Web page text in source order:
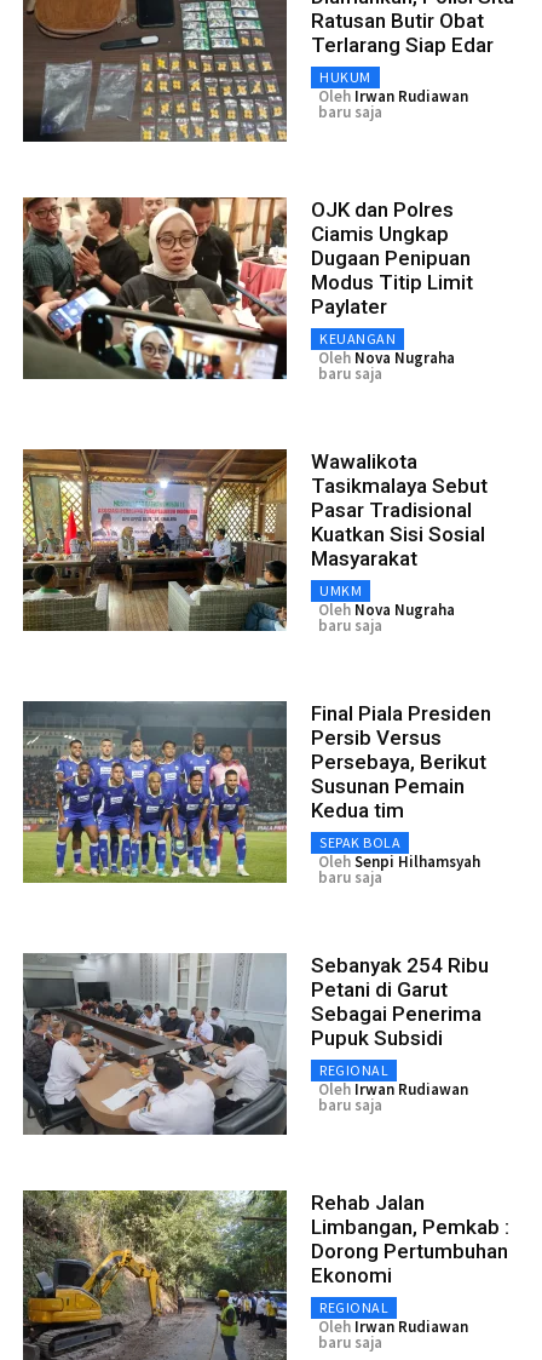
Ratusan Butir Obat
Terlarang Siap Edar
HUKUM
Oleh Irwan Rudiawan
baru saja
OJK dan Polres
Ciamis Ungkap
Dugaan Penipuan
Modus Titip Limit
Paylater
KEUANGAN
Oleh Nova Nugraha
baru saja
Wawalikota
Tasikmalaya Sebut
Pasar Tradisional
Kuatkan Sisi Sosial
Masyarakat
UMKM
Oleh Nova Nugraha
baru saja
Final Piala Presiden
Persib Versus
Persebaya, Berikut
Susunan Pemain
Kedua tim
SEPAK BOLA
OlehSenpi Hilhamsyah
baru saja
Sebanyak 254 Ribu
Petani di Garut
Sebagai Penerima
Pupuk Subsidi
REGIONAL
Oleh Irwan Rudiawan
baru saja
Rehab Jalan
Limbangan, Pemkab :
Dorong Pertumbuhan
Ekonomi
REGIONAL
Oleh Irwan Rudiawan
baru saja